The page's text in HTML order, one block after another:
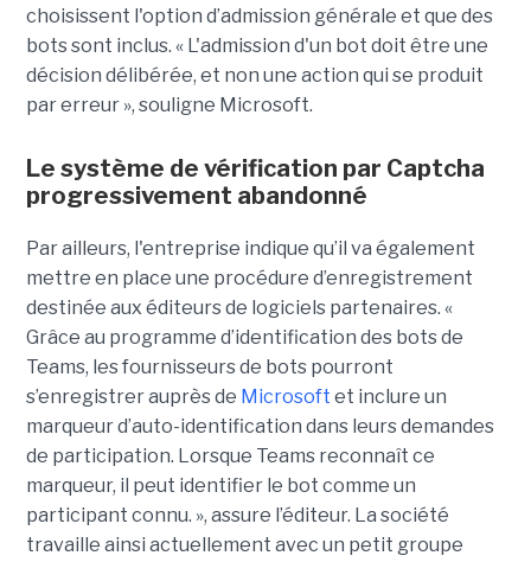
choisissent l'option d’admission générale et que des
bots sont inclus. « L'admission d'un bot doit être une
décision délibérée, et non une action qui se produit
par erreur », souligne Microsoft.
Le système de vérification par Captcha
progressivement abandonné
Par ailleurs, l'entreprise indique qu’il va également
mettre en place une procédure d’enregistrement
destinée aux éditeurs de logiciels partenaires. «
Grâce au programme d’identification des bots de
Teams, les fournisseurs de bots pourront
s’enregistrer auprès de Microsoft et inclure un
marqueur d’auto-identification dans leurs demandes
de participation. Lorsque Teams reconnaît ce
marqueur, il peut identifier le bot comme un
participant connu. », assure l’éditeur. La société
travaille ainsi actuellement avec un petit groupe